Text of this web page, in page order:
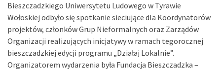
Bieszczadzkiego Uniwersytetu Ludowego w Tyrawie
Wołoskiej odbyło się spotkanie sieciujące dla Koordynatorów
projektów, członków Grup Nieformalnych oraz Zarządów
Organizacji realizujących inicjatywy w ramach tegorocznej
bieszczadzkiej edycji programu „Działaj Lokalnie”.
Organizatorem wydarzenia była Fundacja Bieszczadzka –